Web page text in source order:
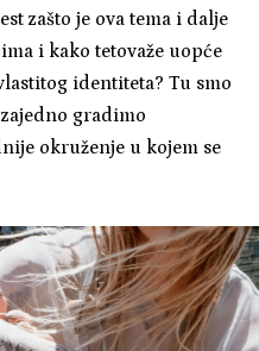
zašto je ova tema i dalje
i kako tetovaže uopće
identiteta? Tu smo
gradimo
okruženje u kojem se